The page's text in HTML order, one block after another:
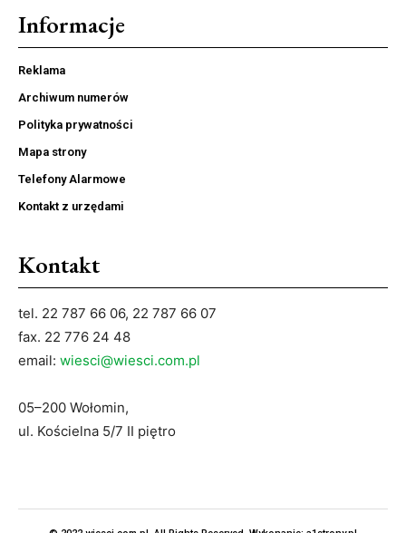
Informacje
Reklama
Archiwum numerów
Polityka prywatności
Mapa strony
Telefony Alarmowe
Kontakt z urzędami
Kontakt
tel. 22 787 66 06, 22 787 66 07
fax. 22 776 24 48
email: wiesci@wiesci.com.pl
05–200 Wołomin,
ul. Kościelna 5/7 II piętro